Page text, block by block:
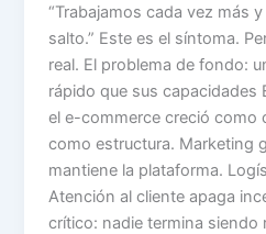
“Trabajamos cada vez más
salto.” Este es el síntoma.
real. El problema de fondo:
rápido que sus capacidades
el e-commerce creció como
como estructura. Marketing
mantiene la plataforma.
Atención al cliente apaga
crítico: nadie termina siendo